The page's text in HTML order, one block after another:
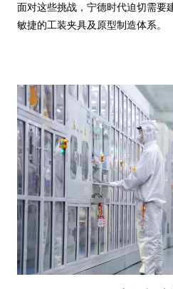
面对这些挑战，宁德时代迫切需要
敏捷的工装夹具及原型制造体系。